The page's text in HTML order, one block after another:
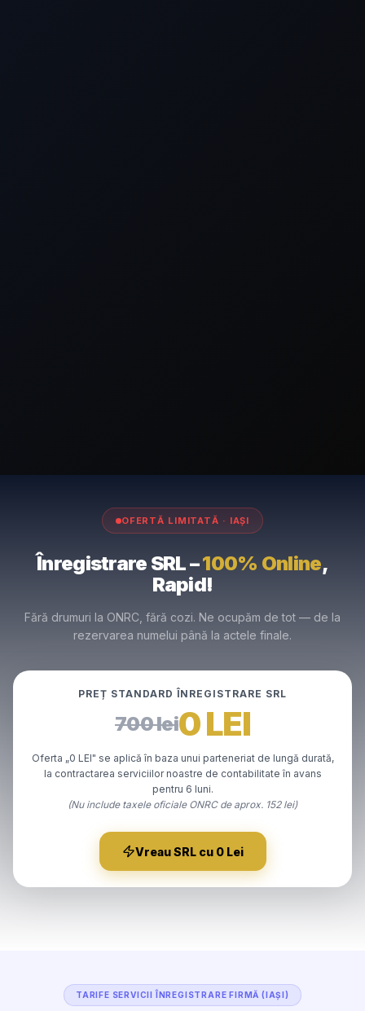
OFERTĂ LIMITATĂ · IAȘI
Înregistrare SRL –100% Online,
Rapid!
Fără drumuri la ONRC, fără cozi. Ne ocupăm de tot — de la
rezervarea numelui până la actele finale.
PREȚ STANDARD ÎNREGISTRARE SRL
700 lei0 LEI
Oferta „0 LEI" se aplică în baza unui parteneriat de lungă durată,
la contractarea serviciilor noastre de contabilitate în avans
pentru 6 luni.
(Nu include taxele oficiale ONRC de aprox. 152 lei)
Vreau SRL cu 0 Lei
TARIFE SERVICII ÎNREGISTRARE FIRMĂ (IAȘI)